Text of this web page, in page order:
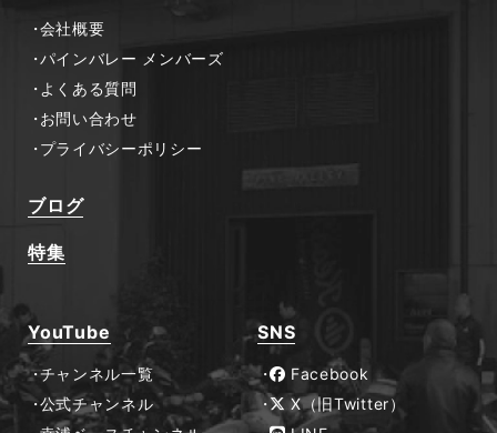
会社概要
パインバレー メンバーズ
よくある質問
お問い合わせ
プライバシーポリシー
ブログ
特集
YouTube
チャンネル一覧
公式チャンネル
SNS
Facebook
X（旧Twitter）